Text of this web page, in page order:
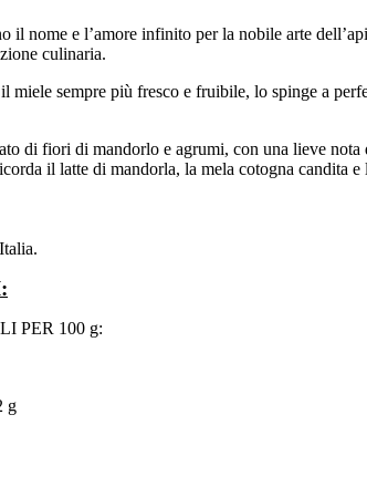
il nome e l’amore infinito per la nobile arte
culinaria.
sempre più fresco e fruibile, lo spinge a
di fiori di mandorlo e agrumi, con una lieve
il latte di mandorla, la mela cotogna candita e
PER 100 g:
g